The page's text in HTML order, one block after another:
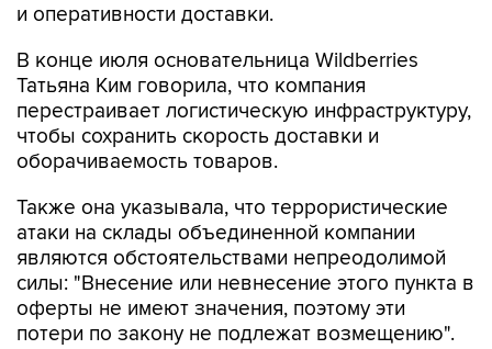
и оперативности доставки.
В конце июля основательница Wildberries
Татьяна Ким говорила, что компания
перестраивает логистическую инфраструктуру,
чтобы сохранить скорость доставки и
оборачиваемость товаров.
Также она указывала, что террористические
атаки на склады объединенной компании
являются обстоятельствами непреодолимой
силы: "Внесение или невнесение этого пункта в
оферты не имеют значения, поэтому эти
потери по закону не подлежат возмещению".